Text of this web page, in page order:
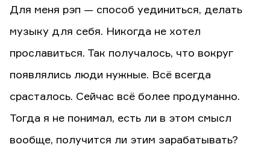
Для меня рэп — способ уединиться, делать
музыку для себя. Никогда не хотел
прославиться. Так получалось, что вокруг
появлялись люди нужные. Всё всегда
срасталось. Сейчас всё более продуманно.
Тогда я не понимал, есть ли в этом смысл
вообще, получится ли этим зарабатывать?